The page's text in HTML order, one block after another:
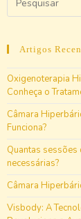
Artigos
Oxigenoterapia
Conheça o
Câmara
Funciona?
Quantas sessões
necessárias?
Câmara
Visbody: A